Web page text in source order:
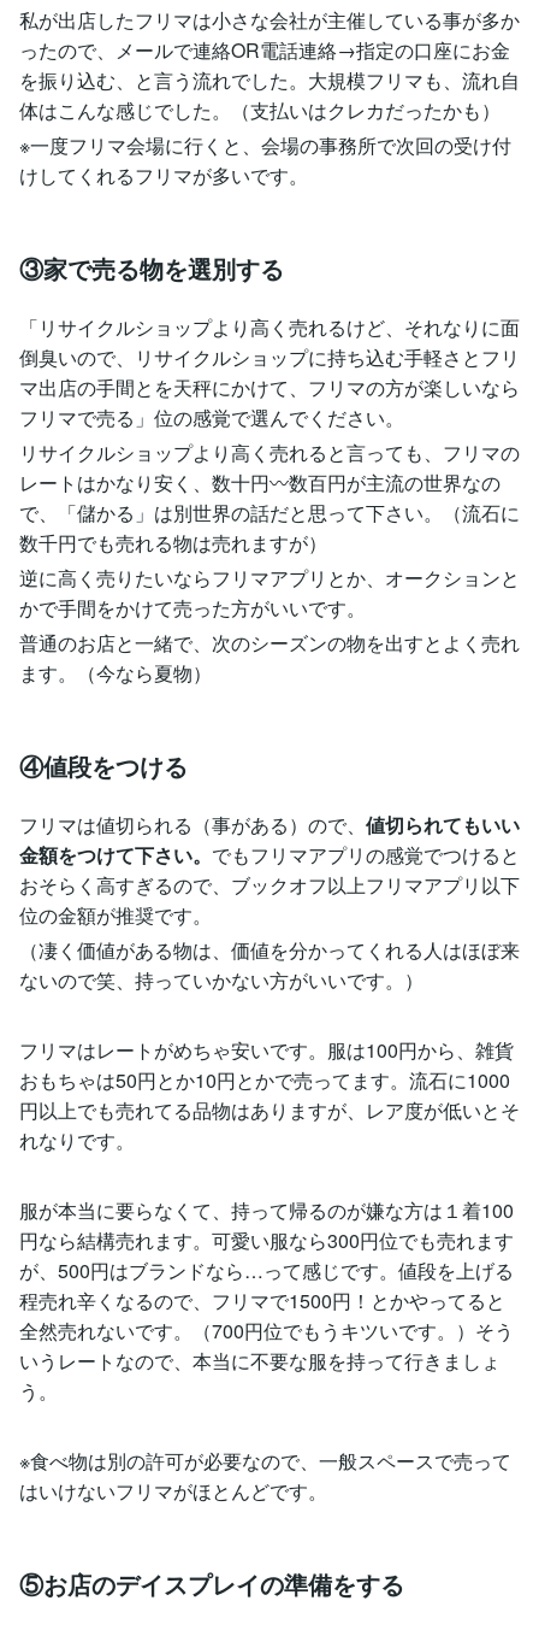
私が出店したフリマは小さな会社が主催している事が多か
ったので、メールで連絡OR電話連絡→指定の口座にお金
を振り込む、と言う流れでした。大規模フリマも、流れ自
体はこんな感じでした。（支払いはクレカだったかも）
※一度フリマ会場に行くと、会場の事務所で次回の受け付
けしてくれるフリマが多いです。
③家で売る物を選別する
「リサイクルショップより高く売れるけど、それなりに面
倒臭いので、リサイクルショップに持ち込む手軽さとフリ
マ出店の手間とを天秤にかけて、フリマの方が楽しいなら
フリマで売る」位の感覚で選んでください。
リサイクルショップより高く売れると言っても、フリマの
レートはかなり安く、数十円〰数百円が主流の世界なの
で、「儲かる」は別世界の話だと思って下さい。（流石に
数千円でも売れる物は売れますが）
逆に高く売りたいならフリマアプリとか、オークションと
かで手間をかけて売った方がいいです。
普通のお店と一緒で、次のシーズンの物を出すとよく売れ
ます。（今なら夏物）
④値段をつける
フリマは値切られる（事がある）ので、 値切られてもいい
金額をつけて下さい。 でもフリマアプリの感覚でつけると
おそらく高すぎるので、ブックオフ以上フリマアプリ以下
位の金額が推奨です。
（凄く価値がある物は、価値を分かってくれる人はほぼ来
ないので笑、持っていかない方がいいです。）
フリマはレートがめちゃ安いです。服は100円から、雑貨
おもちゃは50円とか10円とかで売ってます。流石に1000
円以上でも売れてる品物はありますが、レア度が低いとそ
れなりです。
服が本当に要らなくて、持って帰るのが嫌な方は１着100
円なら結構売れます。可愛い服なら300円位でも売れます
が、500円はブランドなら…って感じです。値段を上げる
程売れ辛くなるので、フリマで1500円！とかやってると
全然売れないです。（700円位でもうキツいです。）そう
いうレートなので、本当に不要な服を持って行きましょ
う。
※食べ物は別の許可が必要なので、一般スペースで売って
はいけないフリマがほとんどです。
⑤お店のデイスプレイの準備をする